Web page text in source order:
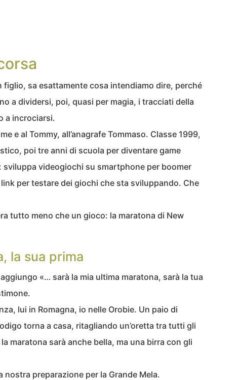
sa esattamente cosa intendiamo dire, perché
a dividersi, poi, quasi per magia, i tracciati della
a incrociarsi.
e al Tommy, all’anagrafe Tommaso. Classe 1999,
poi tre anni di scuola per diventare game
sviluppa videogiochi su smartphone per boomer
per testare dei giochi che sta sviluppando. Che
tutto meno che un gioco: la maratona di New
la sua prima
«… sarà la mia ultima maratona, sarà la tua
lui in Romagna, io nelle Orobie. Un paio di
torna a casa, ritagliando un’oretta tra tutti gli
maratona sarà anche bella, ma una birra con gli
nostra preparazione per la Grande Mela.